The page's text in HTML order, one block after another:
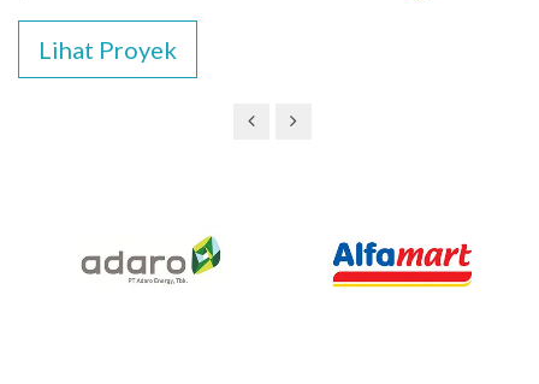
Lihat Proyek